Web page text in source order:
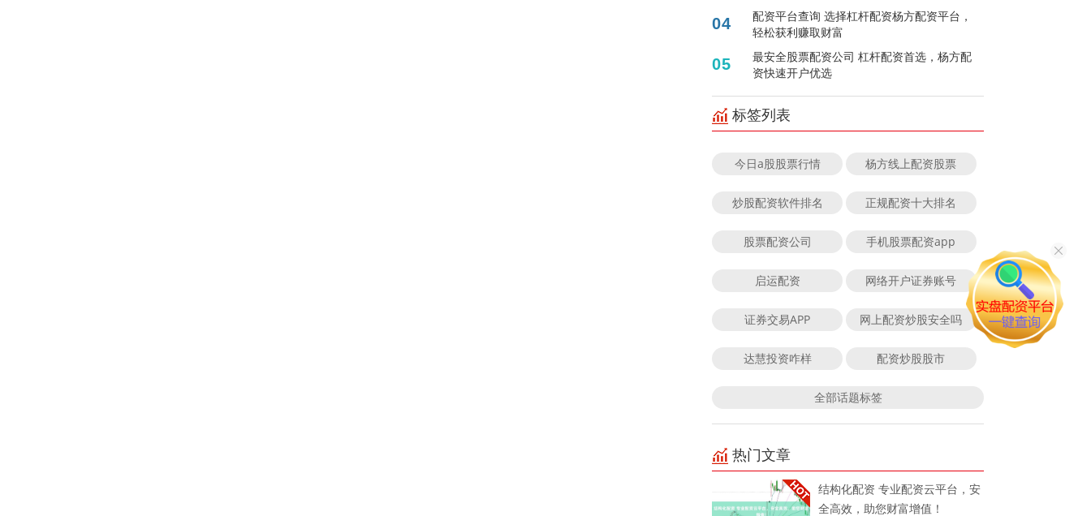
04
配资平台查询 选择杠杆配资杨方配资平台，
轻松获利赚取财富
05
最安全股票配资公司 杠杆配资首选，杨方配
资快速开户优选
标签列表
今日a股股票行情 杨方线上配资股票
炒股配资软件排名 正规配资十大排名
股票配资公司 手机股票配资app
启运配资 网络开户证券账号
证券交易APP 网上配资炒股安全吗
达慧投资咋样 配资炒股股市
全部话题标签
热门文章
结构化配资 专业配资云平台，安
全高效，助您财富增值！